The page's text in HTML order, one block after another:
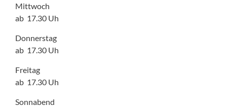
Mittwoch
ab 17.30 Uh
Donnerstag
ab 17.30 Uh
Freitag
ab 17.30 Uh
Sonnabend